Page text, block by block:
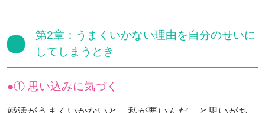
第2章：うまくいかない理由を自分のせいに
してしまうとき
① 思い込みに気づく